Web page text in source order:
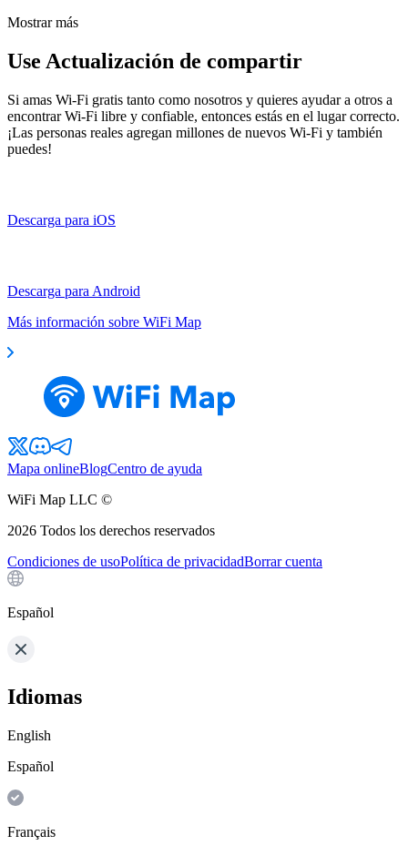
Mostrar más
Use Actualización de compartir
Si amas Wi-Fi gratis tanto como nosotros y quieres ayudar a otros a
encontrar Wi-Fi libre y confiable, entonces estás en el lugar correcto.
¡Las personas reales agregan millones de nuevos Wi-Fi y también
puedes!
Descarga para iOS
Descarga para Android
Más información sobre WiFi Map
Mapa onlineBlogCentro de ayuda
WiFi Map LLC ©
2026 Todos los derechos reservados
Condiciones de usoPolítica de privacidadBorrar cuenta
Español
Idiomas
English
Español
Français